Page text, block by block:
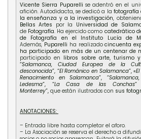
Vicente Sierra Puparelli se adentró en el
afición. Autodidacta, se dedicó a la fotografía
la enseñanza y a la investigación,
Bellas Artes por la Universidad de
de Fotografía. Ha ejercido como catedrático
de Fotografía en el Instituto Lucía de
Además, Puparelli ha realizadocincuenta
ha participado en más de un centenar de
participado en libros sobre arte, turismo
“Salamanca, Ciudad Europea de la
desconocida”, “El Románico en Salamanca”, «
Renacimiento en Salamanca”, “
Ledesma”, “La Casa de las Conchas”
Monterrey”, que están ilustrados con sus
ANOTACIONES:
– Entrada libre hasta completar el aforo.
– La Asociación se reserva el derecho a